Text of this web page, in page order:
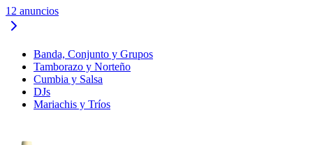
12 anuncios
Banda, Conjunto y Grupos
Tamborazo y Norteño
Cumbia y Salsa
DJs
Mariachis y Tríos